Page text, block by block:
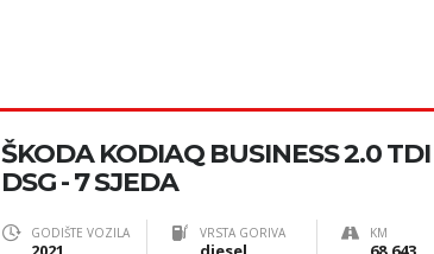
ŠKODA KODIAQ BUSINESS 2.0 TDI
DSG - 7 SJEDA
GODIŠTE VOZILA VRSTA GORIVA KM